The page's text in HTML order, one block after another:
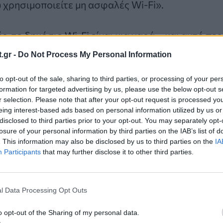
- Do Not Process My Personal Information
opt-out of the sale, sharing to third parties, or processing of your
for targeted advertising by us, please use the below opt-out
selection. Please note that after your opt-out request is processed
interest-based ads based on personal information utilized by us
to third parties prior to your opt-out. You may separately
of your personal information by third parties on the IAB’s list of
This information may also be disclosed by us to third parties on the
Participants that may further disclose it to other third parties.
Data Processing Opt Outs
opt-out of the Sharing of my personal data.
μη ασφαλές Wi-Fi».
το δημόσιο Wi-Fi είναι μια χαρά – και αυτό
Όπως αναφέρει ηFTC«λόγω της ευρείας
ακολουθείτε αυτούς τους χρυσούς κανόνες
την αυτόματη σύνδεση σε δημόσια ή
κανένα λογισμικό ή μην παρέχετε άλλα
ηλεκτρονικού ταχυδρομείου σε μια
πρόσβασή σας σε ένα δίκτυο Wi-Fi.
το λουκέτο και μην εισάγετε πληροφορίες